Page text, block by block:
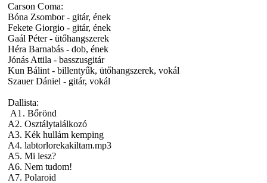
Carson Coma:
Bóna Zsombor - gitár, ének
Fekete Giorgio - gitár, ének
Gaál Péter - ütőhangszerek
Héra Barnabás - dob, ének
Jónás Attila - basszusgitár
Kun Bálint - billentyűk, ütőhangszerek, vokál
Szauer Dániel - gitár, vokál
Dallista:
A1. Bőrönd
A2. Osztálytalálkozó
A3. Kék hullám kemping
A4. labtorlorekakiltam.mp3
A5. Mi lesz?
A6. Nem tudom!
A7. Polaroid